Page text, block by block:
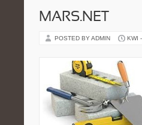
MARS.NET
POSTED BY ADMIN KWI